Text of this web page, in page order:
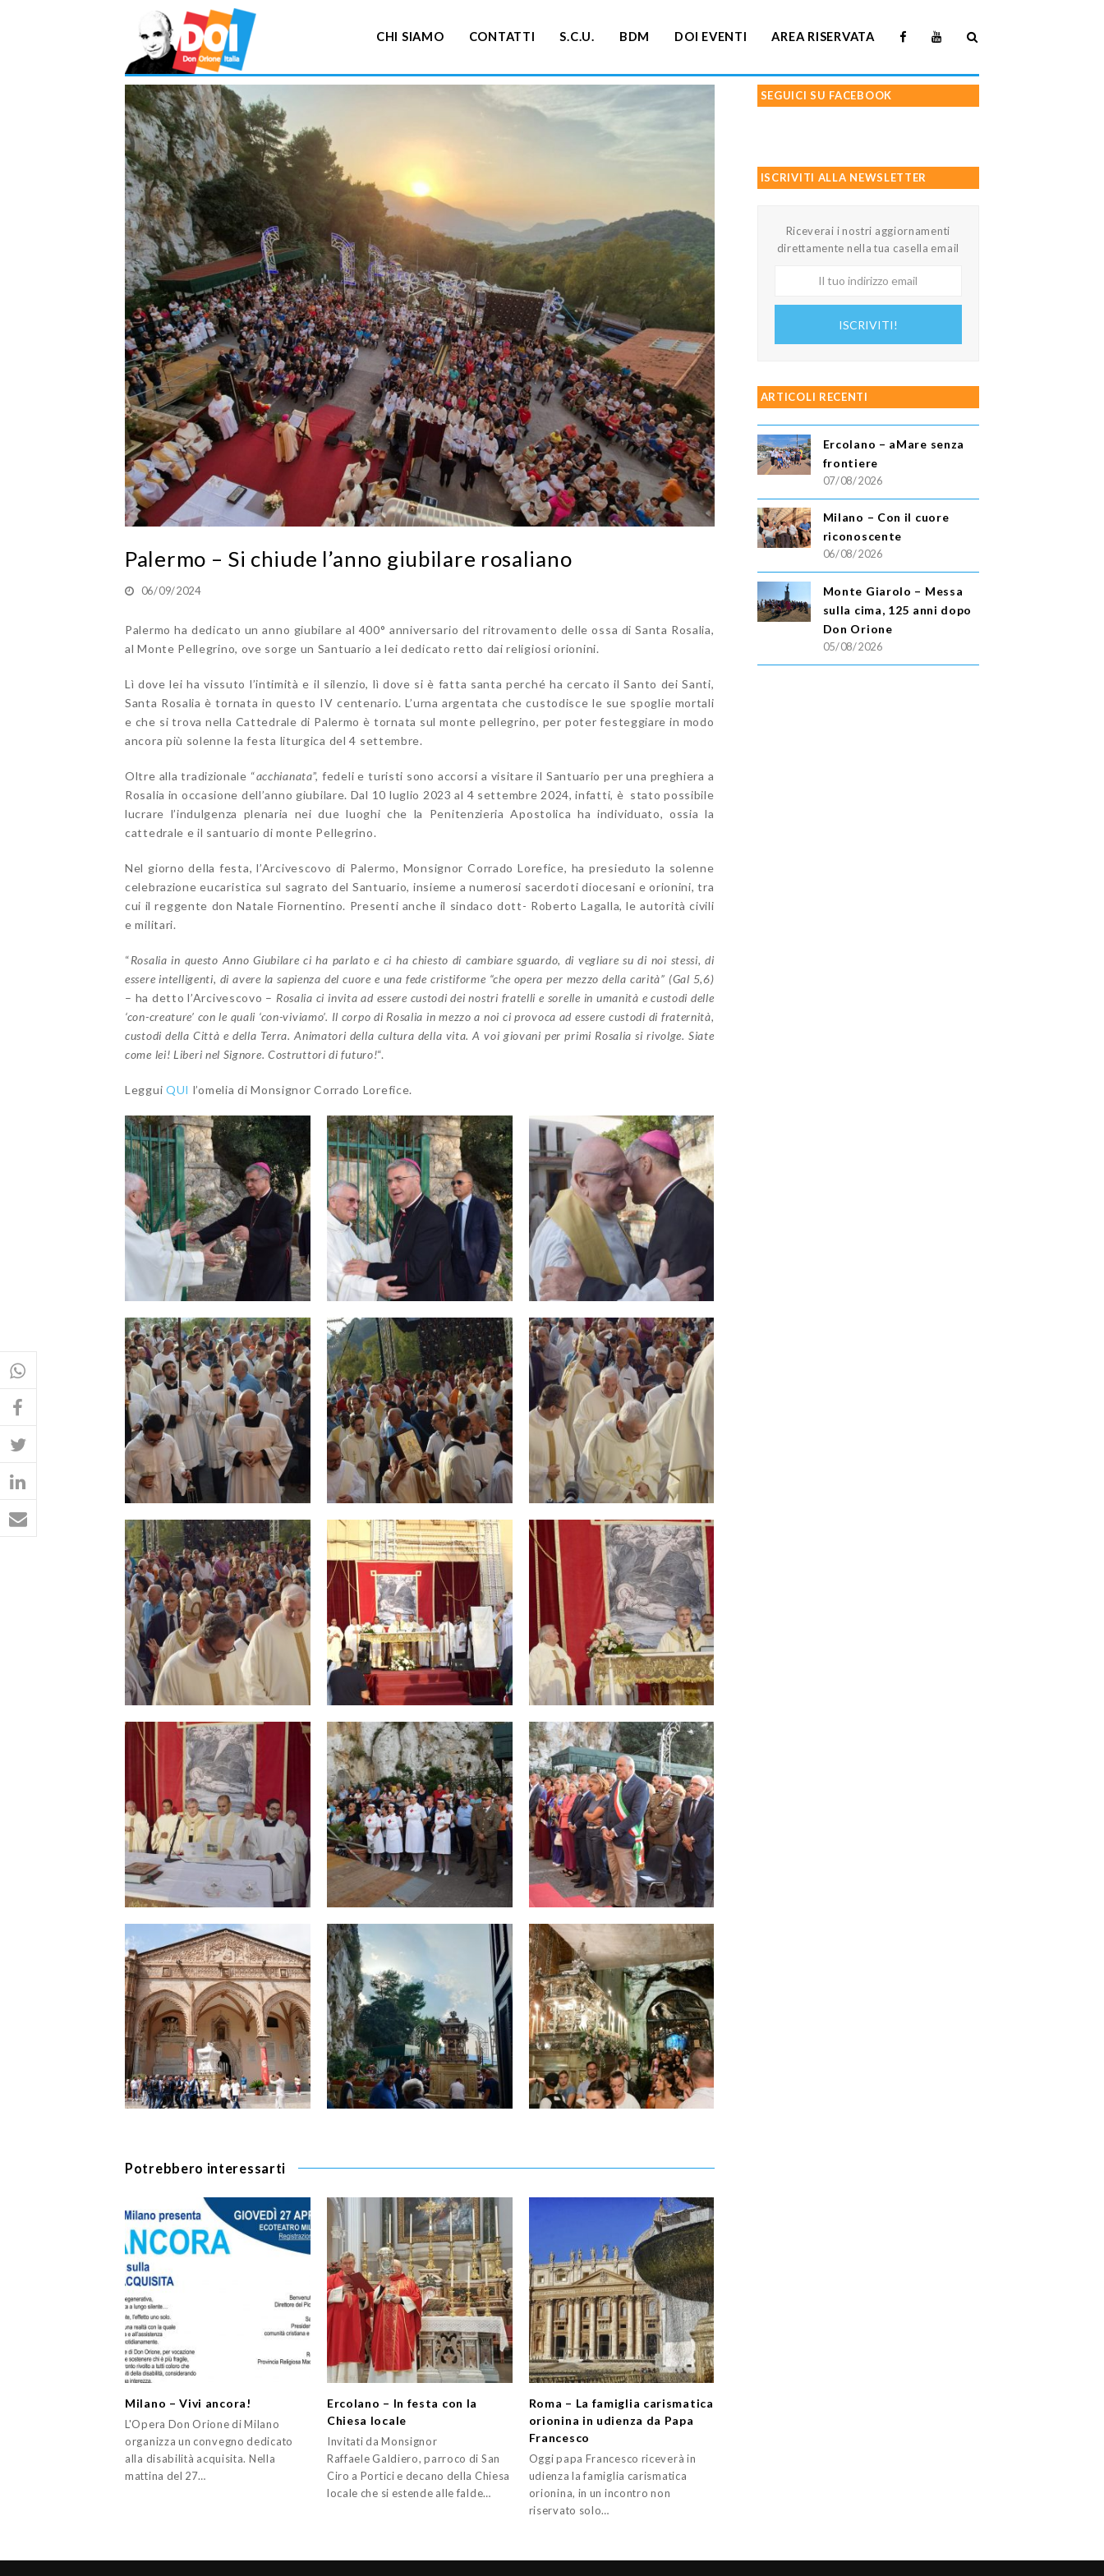
CHI SIAMO CONTATTI S.C.U. BDM DOI EVENTI AREA RISERVATA
Palermo – Si chiude l’anno giubilare rosaliano
06/09/2024
Palermo ha dedicato un anno giubilare al 400° anniversario del ritrovamento delle ossa di Santa Rosalia,
al Monte Pellegrino, ove sorge un Santuario a lei dedicato retto dai religiosi orionini.
Lì dove lei ha vissuto l’intimità e il silenzio, lì dove si è fatta santa perché ha cercato il Santo dei Santi,
Santa Rosalia è tornata in questo IV centenario. L’urna argentata che custodisce le sue spoglie mortali
e che si trova nella Cattedrale di Palermo è tornata sul monte pellegrino, per poter festeggiare in modo
ancora più solenne la festa liturgica del 4 settembre.
Oltre alla tradizionale “acchianata”, fedeli e turisti sono accorsi a visitare il Santuario per una preghiera a
Rosalia in occasione dell’anno giubilare. Dal 10 luglio 2023 al 4 settembre 2024, infatti, è stato possibile
lucrare l’indulgenza plenaria nei due luoghi che la Penitenzieria Apostolica ha individuato, ossia la
cattedrale e il santuario di monte Pellegrino.
Nel giorno della festa, l’Arcivescovo di Palermo, Monsignor Corrado Lorefice, ha presieduto la solenne
celebrazione eucaristica sul sagrato del Santuario, insieme a numerosi sacerdoti diocesani e orionini, tra
cui il reggente don Natale Fiornentino. Presenti anche il sindaco dott- Roberto Lagalla, le autorità civili
e militari.
“Rosalia in questo Anno Giubilare ci ha parlato e ci ha chiesto di cambiare sguardo, di vegliare su di noi stessi, di
essere intelligenti, di avere la sapienza del cuore e una fede cristiforme “che opera per mezzo della carità” (Gal 5,6)
– ha detto l’Arcivescovo – Rosalia ci invita ad essere custodi dei nostri fratelli e sorelle in umanità e custodi delle
‘con-creature’ con le quali ‘con-viviamo’. Il corpo di Rosalia in mezzo a noi ci provoca ad essere custodi di fraternità,
custodi della Città e della Terra. Animatori della cultura della vita. A voi giovani per primi Rosalia si rivolge. Siate
come lei! Liberi nel Signore. Costruttori di futuro!“.
Leggui QUI l’omelia di Monsignor Corrado Lorefice.
Potrebbero interessarti
Milano – Vivi ancora!
L'Opera Don Orione di Milano
organizza un convegno dedicato
alla disabilità acquisita. Nella
mattina del 27…
Ercolano – In festa con la
Chiesa locale
Invitati da Monsignor
Raffaele Galdiero, parroco di San
Ciro a Portici e decano della Chiesa
locale che si estende alle falde…
Roma – La famiglia carismatica
orionina in udienza da Papa
Francesco
Oggi papa Francesco riceverà in
udienza la famiglia carismatica
orionina, in un incontro non
riservato solo…
SEGUICI SU FACEBOOK
ISCRIVITI ALLA NEWSLETTER
Riceverai i nostri aggiornamenti
direttamente nella tua casella email
ISCRIVITI!
ARTICOLI RECENTI
Ercolano – aMare senza
frontiere
07/08/2026
Milano – Con il cuore
riconoscente
06/08/2026
Monte Giarolo – Messa
sulla cima, 125 anni dopo
Don Orione
05/08/2026